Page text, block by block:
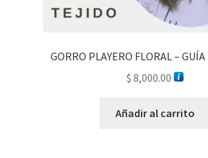
GORRO PLAYERO FLORAL –
$ 8,000.00
Añadir al carrito